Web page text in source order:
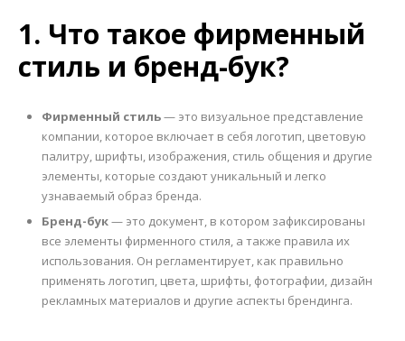
1. Что такое фирменный
стиль и бренд-бук?
Фирменный стиль— это визуальное представление
компании, которое включает в себя логотип, цветовую
палитру, шрифты, изображения, стиль общения и другие
элементы, которые создают уникальный и легко
узнаваемый образ бренда.
Бренд-бук— это документ, в котором зафиксированы
все элементы фирменного стиля, а также правила их
использования. Он регламентирует, как правильно
применять логотип, цвета, шрифты, фотографии, дизайн
рекламных материалов и другие аспекты брендинга.